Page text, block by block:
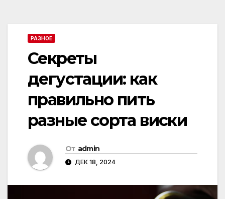
РАЗНОЕ
Секреты
дегустации: как
правильно пить
разные сорта виски
От admin
ДЕК 18, 2024